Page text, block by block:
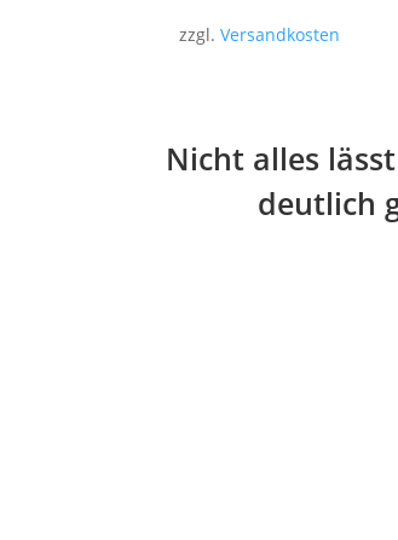
zzgl.Versandkosten
Nicht alles
deutlich